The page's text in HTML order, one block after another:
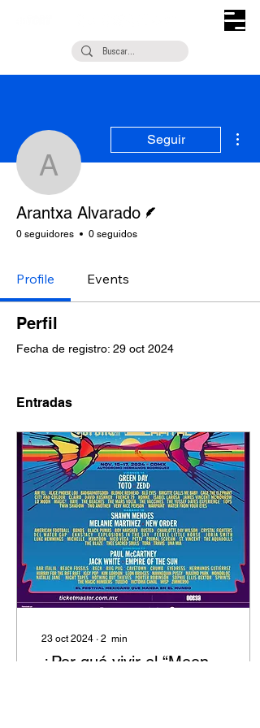
Arantxa Alvarado
Seguir
Arantxa Alvarado
0 seguidores 0 seguidos
Profile Events
Perfil
Fecha de registro: 29 oct 2024
Entradas
23 oct 2024 ∙ 2 min
¿Por qué vivir el “Moon